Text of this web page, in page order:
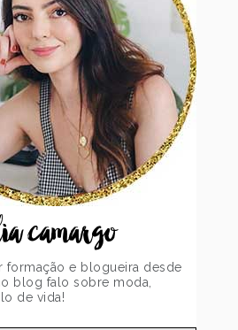
camargo
formação e blogueira desde
blog falo sobre moda,
de vida!